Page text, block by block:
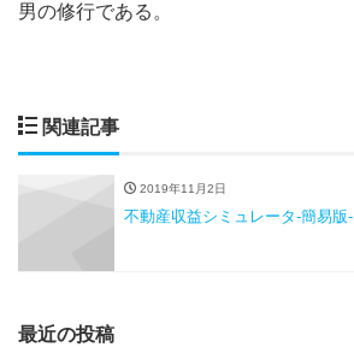
男の修行である。
関連記事
2019年11月2日
不動産収益シミュレータ-簡易版-
最近の投稿